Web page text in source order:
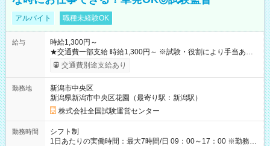
アルバイト 職種未経験OK
給与
時給1,300円～
★交通費一部支給 時給1,300円～ ※試験・役割により手当あり
※勤務回数により昇給あり 【即給（前払い）オプションあ
り！】 希望される場合、勤務から1週間ほどで給与の一部を受け
例】 ・河合塾模擬試験 8:30～17:30（休憩1時間） 時給1,300円
×8時間＝日収10,400円＋交通費 ※当日の役割により時給＋100
円の場合あり ・国家試験 7:00～13:30（休憩なし） 時給1,300
円（役割手当＋100円）×6時間＝日収8,400円＋交通費 【試用期
間】試用期間なし
交通費別途支給あり
勤務地
新潟市中央区
新潟県新潟市中央区花園（最寄り駅：新潟駅）
株式会社全国試験運営センター
勤務時間
シフト制
1日あたりの実働時間：最大7時間/日 09：00～17：00 ※勤務時